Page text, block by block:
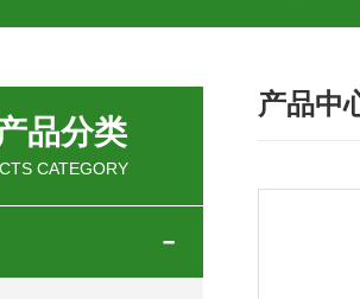
OEMER三相同步电机MTES 132SB/2
OEMER三相同步电机MTES 160MA/2
OEMER电机QLS 180M环保农业领域
品分类
CATEGORY
产品中